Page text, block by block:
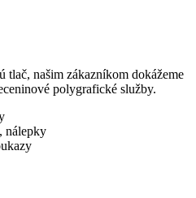
tlač, našim zákazníkom dokážeme
polygrafické služby.
nálepky